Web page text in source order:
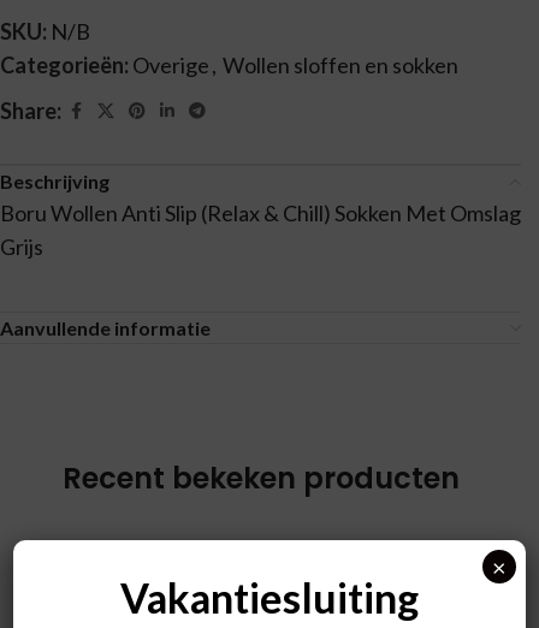
SKU: N/B
Categorieën: Overige, Wollen sloffen en sokken
Share:
Beschrijving
Boru Wollen Anti Slip (Relax & Chill) Sokken Met Omslag
Grijs
Aanvullende informatie
Recent bekeken producten
Vakantiesluiting
×